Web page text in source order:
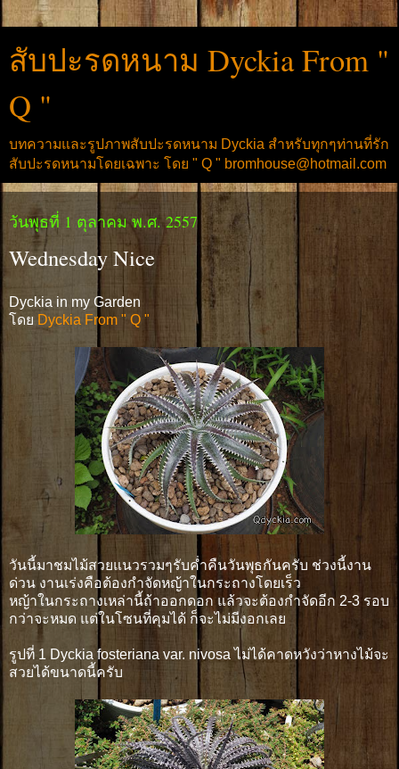
สับปะรดหนาม Dyckia From "
Q "
บทความและรูปภาพสับปะรดหนาม Dyckia สำหรับทุกๆท่านที่รัก
สับปะรดหนามโดยเฉพาะ โดย " Q " bromhouse@hotmail.com
วันพุธที่ 1 ตุลาคม พ.ศ. 2557
Wednesday Nice
Dyckia in my Garden
โดย Dyckia From " Q "
วันนี้มาชมไม้สวยแนวรวมๆรับค่ำคืนวันพุธกันครับ ช่วงนี้งาน
ด่วน งานเร่งคือต้องกำจัดหญ้าในกระถางโดยเร็ว
หญ้าในกระถางเหล่านี้ถ้าออกดอก แล้วจะต้องกำจัดอีก 2-3 รอบ
กว่าจะหมด แต่ในโซนที่คุมได้ ก็จะไม่มีงอกเลย
รูปที่ 1 Dyckia fosteriana var. nivosa ไม่ได้คาดหวังว่าหางไม้จะ
สวยได้ขนาดนี้ครับ